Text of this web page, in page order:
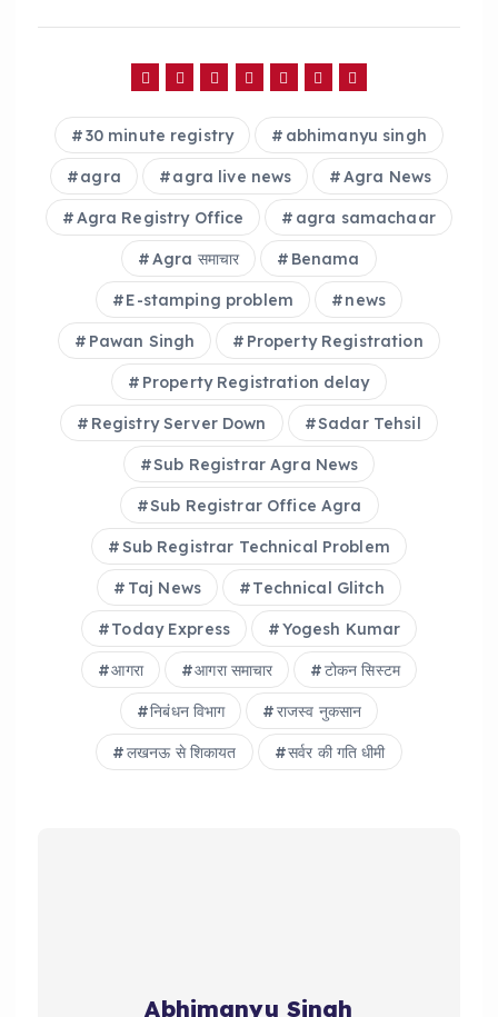
c
o
o
k
a
ts
A
p
p
a
re
30 minute registry abhimanyu singh
agra agra live news Agra News
Agra Registry Office agra samachaar
Agra समाचार Benama
E-stamping problem news
Pawan Singh Property Registration
Property Registration delay
Registry Server Down Sadar Tehsil
Sub Registrar Agra News
Sub Registrar Office Agra
Sub Registrar Technical Problem
Taj News Technical Glitch
Today Express Yogesh Kumar
आगरा आगरा समाचार टोकन सिस्टम
निबंधन विभाग राजस्व नुकसान
लखनऊ से शिकायत सर्वर की गति धीमी
Abhimanyu Singh